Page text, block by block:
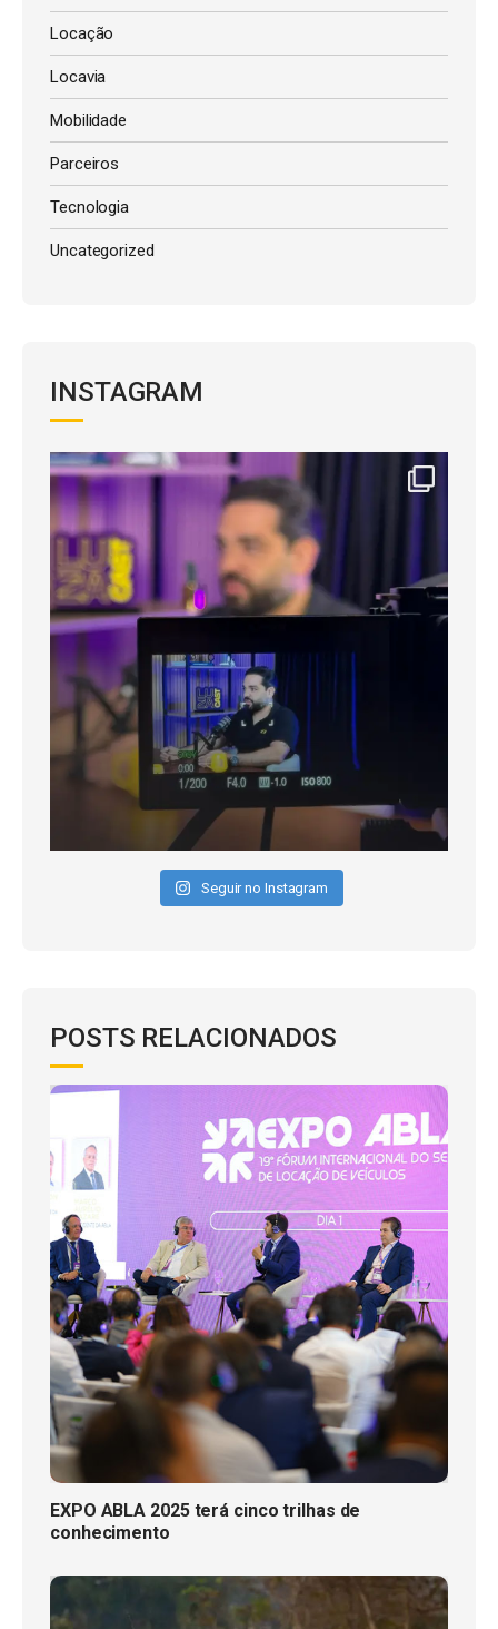
Locação
Locavia
Mobilidade
Parceiros
Tecnologia
Uncategorized
INSTAGRAM
Seguir no Instagram
POSTS RELACIONADOS
EXPO ABLA 2025 terá cinco trilhas de
conhecimento